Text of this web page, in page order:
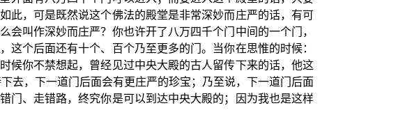
此，可是既然说这个佛法的殿堂是非常深妙而庄严的话，有可
叫作深妙而庄严？你也许开了八万四千个门中间的一个门，
个后面还有十个、百个乃至更多的门。当你在思惟的时候：
候你不禁想起，曾经见过中央大殿的古人留传下来的话，他这
去，下一道门后面会有更庄严的珍宝；乃至说，下一道门后面
门、走错路，终究你是可以到达中央大殿的；因为我也是这样